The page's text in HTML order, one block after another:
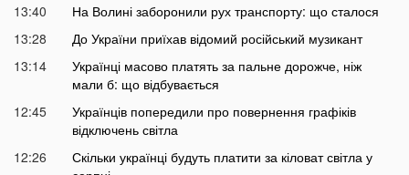
13:40
На Волині заборонили рух транспорту: що сталося
13:28
До України приїхав відомий російський музикант
13:14
Українці масово платять за пальне дорожче, ніж
мали б: що відбувається
12:45
Українців попередили про повернення графіків
відключень світла
12:26
Скільки українці будуть платити за кіловат світла у